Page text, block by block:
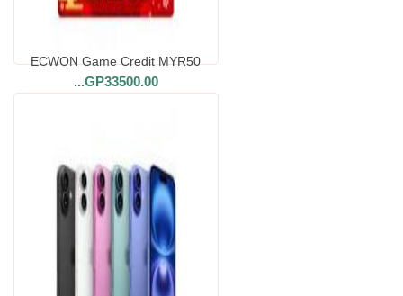
ECWON Game Credit MYR50
...GP33500.00